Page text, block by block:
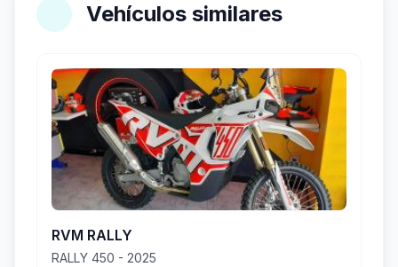
Vehículos similares
RVM RALLY
RALLY 450 - 2025